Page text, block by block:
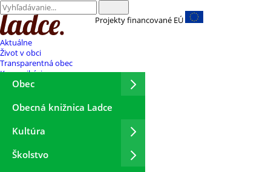
Projekty financované EÚ
Aktuálne
Život v obci
Transparentná obec
Komunikácia
Obec
Obecná knižnica Ladce
Kultúra
Školstvo